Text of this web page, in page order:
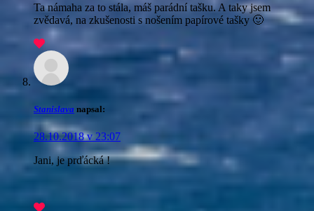
Ta námaha za to stála, máš parádní tašku. A taky jsem
zvědavá, na zkušenosti s nošením papírové tašky 🙂
Stanislava napsal:
28.10.2018 v 23:07
Jani, je prďácká !